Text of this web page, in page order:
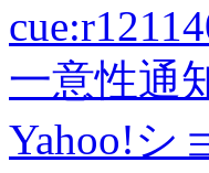
一意性通
Yahoo!シ